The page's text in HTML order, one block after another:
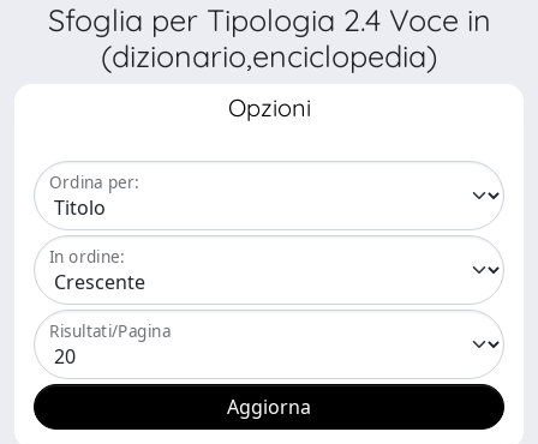
Sfoglia per Tipologia 2.4 Voce in
(dizionario,enciclopedia)
Opzioni
Ordina per:
In ordine:
Risultati/Pagina